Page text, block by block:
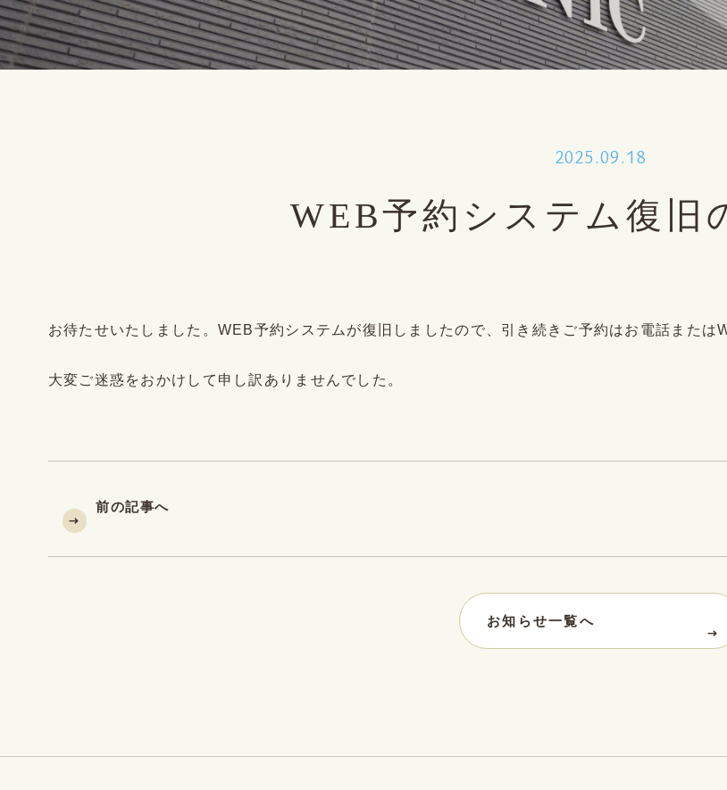
2025.09.18
WEB予約システム復旧
お待たせいたしました。WEB予約システムが復旧しましたので、引き続きご予約はお電話または
大変ご迷惑をおかけして申し訳ありませんでした。
前の記事へ
お知らせ一覧へ